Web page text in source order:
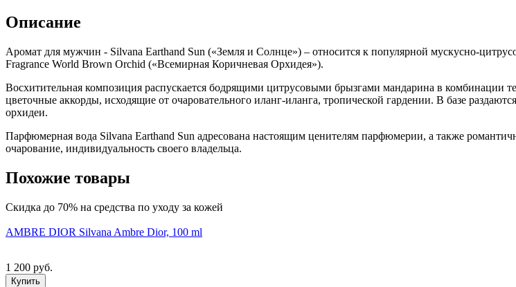
Описание
Аромат для мужчин - Silvana Earthand Sun («Земля и Солнце») – относится к популярной мускусно-
Fragrance World Brown Orchid («Всемирная Коричневая Орхидея»).
Восхитительная композиция распускается бодрящими цитрусовыми брызгами мандарина в
цветочные аккорды, исходящие от очаровательного иланг-иланга, тропической гардении. В базе
орхидеи.
Парфюмерная вода Silvana Earthand Sun адресована настоящим ценителям парфюмерии, а также
очарование, индивидуальность своего владельца.
Похожие товары
Скидка до 70% на средства по уходу за кожей
AMBRE DIOR Silvana Ambre Dior, 100 ml
1 200 руб.
Купить